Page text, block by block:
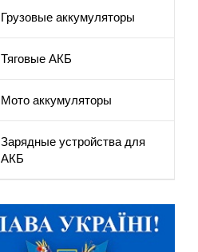
Грузовые аккумуляторы
Тяговые АКБ
Мото аккумуляторы
Зарядные устройства для
АКБ